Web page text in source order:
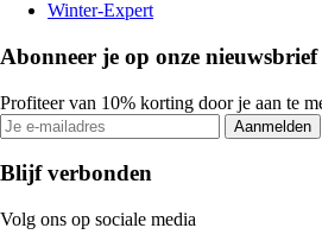
Winter-Expert
Abonneer je op onze nieuwsbrief
Profiteer van 10% korting door je aan te
Aanmelden
Blijf verbonden
Volg ons op sociale media